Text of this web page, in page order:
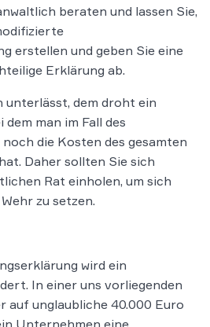
beraten und lassen Sie,
erstellen und geben Sie eine
Erklärung ab.
unterlässt, dem droht ein
man im Fall des
die Kosten des gesamten
Daher sollten Sie sich
Rat einholen, um sich
zu setzen.
wird ein
In einer uns vorliegenden
auf unglaubliche 40.000 Euro
Unternehmen eine